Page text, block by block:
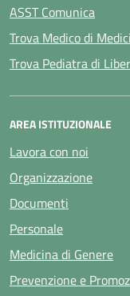
ASST Comunica
Trova Medico di
Trova Pediatra di
AREA ISTITUZIONALE
Lavora con noi
Organizzazione
Documenti
Personale
Medicina di Genere
Prevenzione e